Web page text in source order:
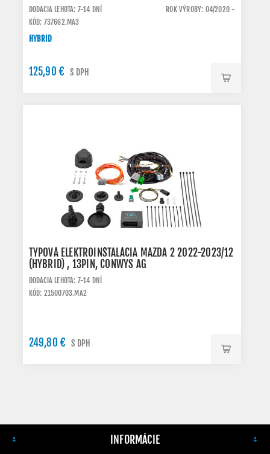
DODACIA LEHOTA: 7-14 DNÍ
ROK VÝROBY: 04/2020 -
KÓD: 737662.MA3
HYBRID
125,90 € S DPH
TYPOVÁ ELEKTROINŠTALÁCIA MAZDA 2 2022-2023/12
(HYBRID) , 13PIN, CONWYS AG
DODACIA LEHOTA: 7-14 DNÍ
KÓD: 21500703.MA2
249,80 € S DPH
INFORMÁCIE